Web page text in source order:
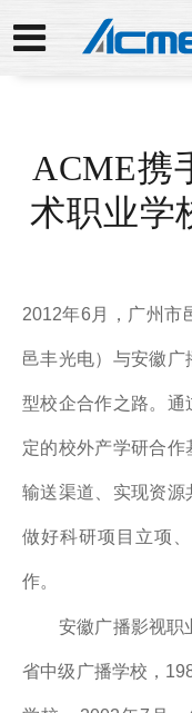
ACME携
术职业学
2012年6月，广州市
邑丰光电）与安徽
型校企合作之路。通
定的校外产学研合
输送渠道、实现资源
做好科研项目立项
作。
安徽广播影视职业
省中级广播学校，